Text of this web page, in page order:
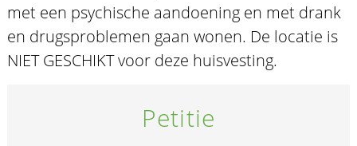
met een psychische aandoening en met drank
en drugsproblemen gaan wonen. De locatie is
NIET GESCHIKT voor deze huisvesting.
Petitie